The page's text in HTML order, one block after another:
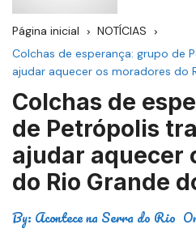
Página inicial
NOTÍCIAS
Colchas de esperança: grupo de
ajudar aquecer os moradores do
Colchas de
de Petrópolis
ajudar aquecer
do Rio Grande
By: Acontece na Serra do Rio